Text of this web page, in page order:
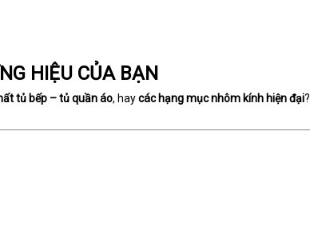
HIỆU CỦA BẠN
tủ bếp – tủ quần áo, haycác hạng mục nhôm kính hiện đại?